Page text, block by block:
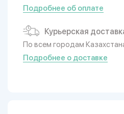
Подробнее об оплате
Курьерская
По всем городам
Подробнее о доставке